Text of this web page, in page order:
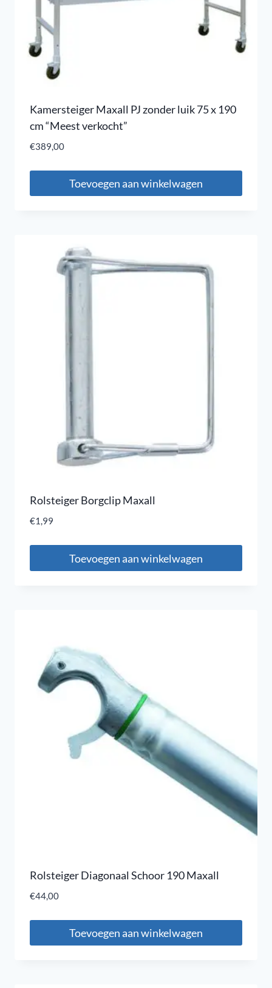
Kamersteiger Maxall PJ zonder luik 75 x 190
cm “Meest verkocht”
€389,00
Toevoegen aan winkelwagen
Rolsteiger Borgclip Maxall
€1,99
Toevoegen aan winkelwagen
Rolsteiger Diagonaal Schoor 190 Maxall
€44,00
Toevoegen aan winkelwagen